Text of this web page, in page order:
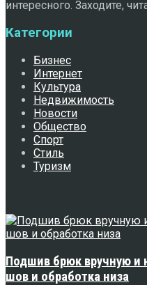
интересного. Заходите,
Категории
Бизнес
Интернет
Культура
Недвижимость
Новости
Общество
Спорт
Стиль
Туризм
Подшив брюк вручную
шов и обработка низа